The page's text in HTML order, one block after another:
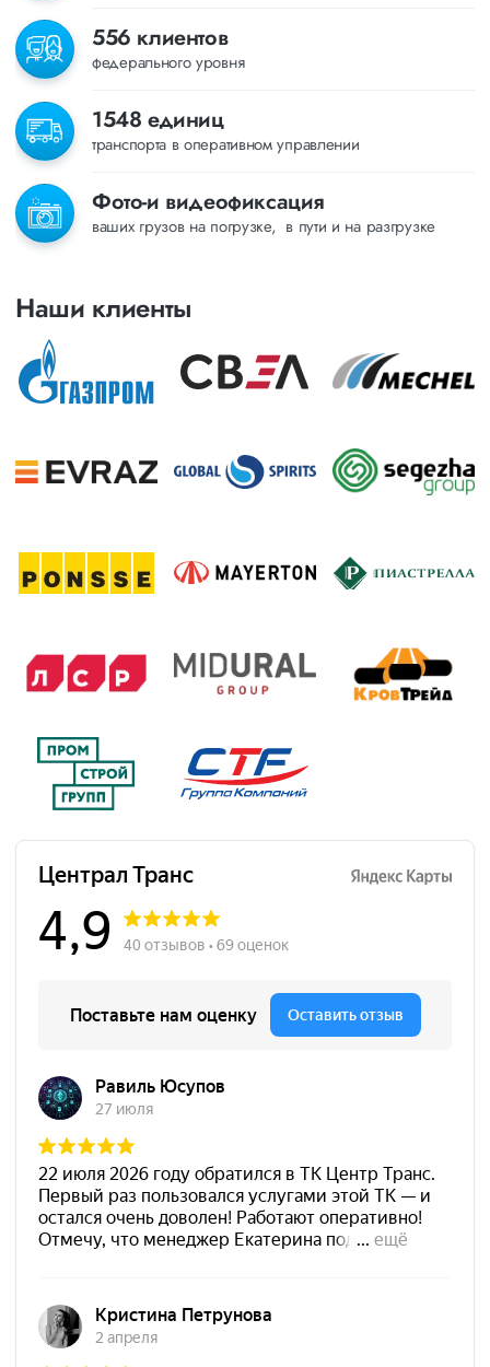
556 клиентов
федерального уровня
1548 единиц
транспорта в оперативном управлении
Фото-и видеофиксация
ваших грузов на погрузке, в пути и на разгрузке
Наши клиенты